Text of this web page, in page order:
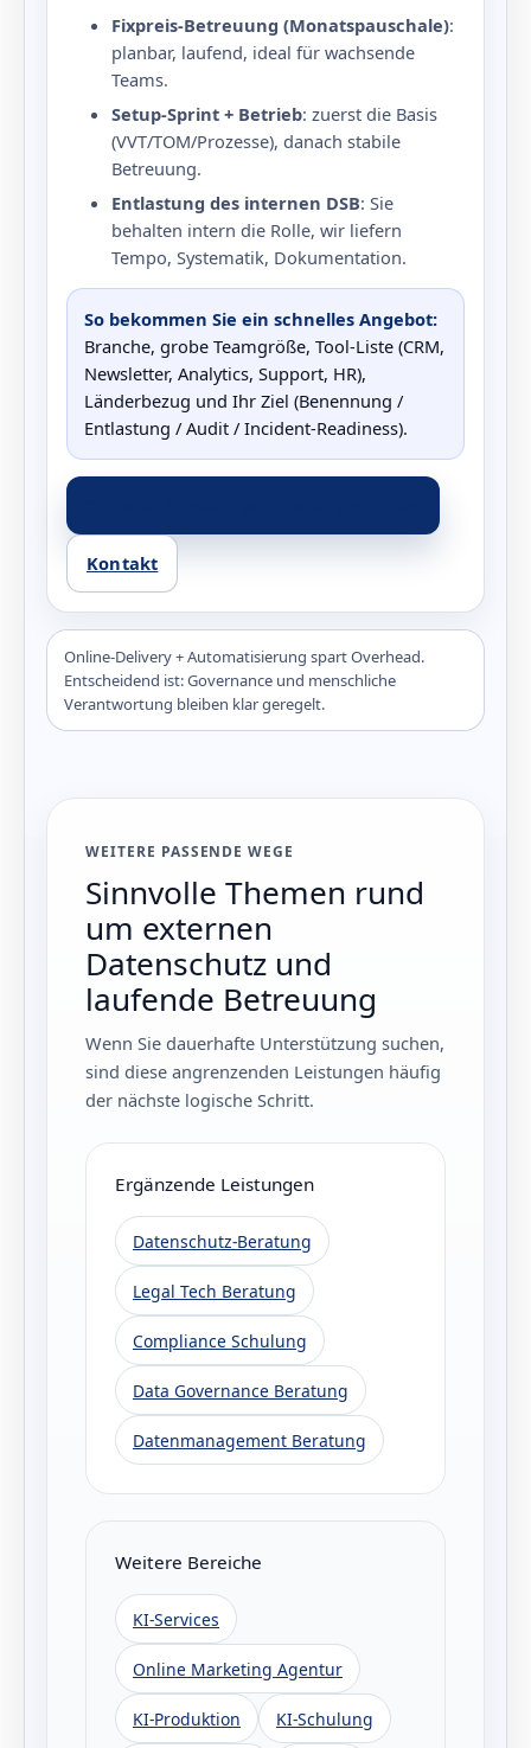
Fixpreis‑Betreuung (Monatspauschale):
planbar, laufend, ideal für wachsende
Teams.
Setup‑Sprint + Betrieb: zuerst die Basis
(VVT/TOM/Prozesse), danach stabile
Betreuung.
Entlastung des internen DSB: Sie
behalten intern die Rolle, wir liefern
Tempo, Systematik, Dokumentation.
So bekommen Sie ein schnelles Angebot:
Branche, grobe Teamgröße, Tool‑Liste (CRM,
Newsletter, Analytics, Support, HR),
Länderbezug und Ihr Ziel (Benennung /
Entlastung / Audit / Incident‑Readiness).
Kontakt
Online‑Delivery + Automatisierung spart Overhead.
Entscheidend ist: Governance und menschliche
Verantwortung bleiben klar geregelt.
WEITERE PASSENDE WEGE
Sinnvolle Themen rund
um externen
Datenschutz und
laufende Betreuung
Wenn Sie dauerhafte Unterstützung suchen,
sind diese angrenzenden Leistungen häufig
der nächste logische Schritt.
Ergänzende Leistungen
Datenschutz-Beratung
Legal Tech Beratung
Compliance Schulung
Data Governance Beratung
Datenmanagement Beratung
Weitere Bereiche
KI-Services
Online Marketing Agentur
KI-Produktion KI-Schulung